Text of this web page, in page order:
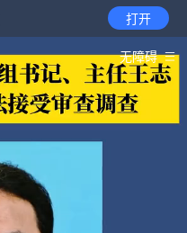
打开
无障碍